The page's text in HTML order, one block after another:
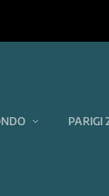
PARIGI